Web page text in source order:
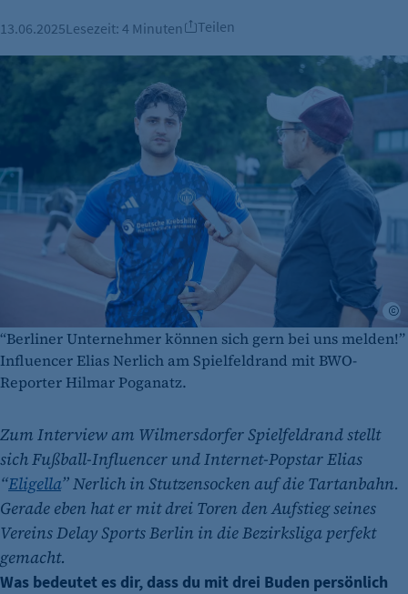
13.06.2025Lesezeit: 4 Minuten Teilen
“Berliner Unternehmer können sich gern bei uns melden!”
Influencer Elias Nerlich am Spielfeldrand mit BWO-
Reporter Hilmar Poganatz.
Zum Interview am Wilmersdorfer Spielfeldrand stellt
sich Fußball-Influencer und Internet-Popstar Elias
“Eligella” Nerlich in Stutzensocken auf die Tartanbahn.
Gerade eben hat er mit drei Toren den Aufstieg seines
Vereins Delay Sports Berlin in die Bezirksliga perfekt
gemacht.
Was bedeutet es dir, dass du mit drei Buden persönlich